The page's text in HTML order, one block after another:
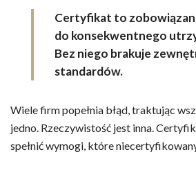
Certyfikat to
do konsekwentnego
Bez niego brakuje
standardów.
Wiele firm popełnia błąd, traktując
jedno. Rzeczywistość jest inna.
spełnić wymogi, które